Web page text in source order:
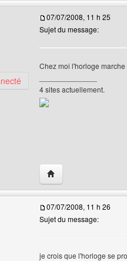
le profil de l'utilisateur
07/07/2008, 11 h 25
Sujet du message:
Chez moi l'horloge
4 sites actuellement.
Visiter le site web
07/07/2008, 11 h 26
Sujet du message:
je crois que l'horloge se